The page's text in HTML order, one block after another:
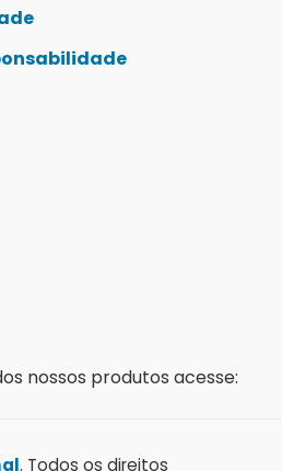
nossos produtos acesse:
. Todos os direitos